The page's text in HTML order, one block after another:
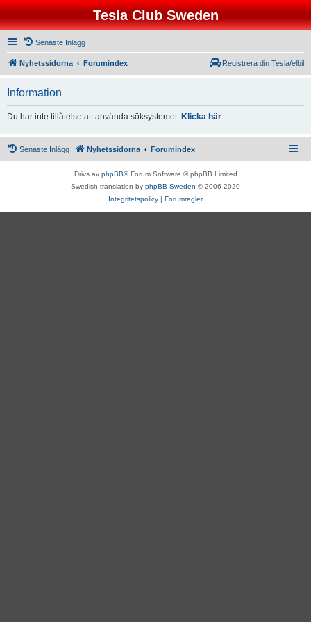
Tesla Club Sweden
Senaste Inlägg
Nyhetssidorna Forumindex Registrera din Tesla/elbil
Information
Du har inte tillåtelse att använda söksystemet. Klicka här
Senaste Inlägg Nyhetssidorna Forumindex
Drivs av phpBB® Forum Software © phpBB Limited
Swedish translation by phpBB Sweden © 2006-2020
Integritetspolicy | Forumregler